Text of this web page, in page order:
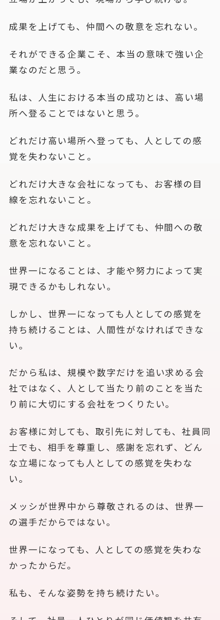
成果を上げても、仲間への敬意を忘れない。
それができる企業こそ、本当の意味で強い企
業なのだと思う。
私は、人生における本当の成功とは、高い場
所へ登ることではないと思う。
どれだけ高い場所へ登っても、人としての感
覚を失わないこと。
どれだけ大きな会社になっても、お客様の目
線を忘れないこと。
どれだけ大きな成果を上げても、仲間への敬
意を忘れないこと。
世界一になることは、才能や努力によって実
現できるかもしれない。
しかし、世界一になっても人としての感覚を
持ち続けることは、人間性がなければできな
い。
だから私は、規模や数字だけを追い求める会
社ではなく、人として当たり前のことを当た
り前に大切にする会社をつくりたい。
お客様に対しても、取引先に対しても、社員同
士でも、相手を尊重し、感謝を忘れず、どん
な立場になっても人としての感覚を失わな
い。
メッシが世界中から尊敬されるのは、世界一
の選手だからではない。
世界一になっても、人としての感覚を失わな
かったからだ。
私も、そんな姿勢を持ち続けたい。